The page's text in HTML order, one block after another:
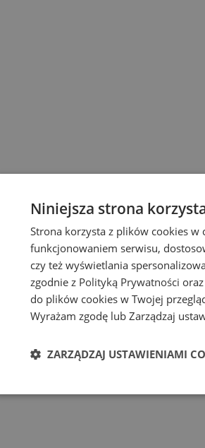
Niniejsza strona
Strona korzysta z plików cookies w
funkcjonowaniem serwisu,
czy też wyświetlania
zgodnie z Polityką Prywatności oraz
do plików cookies w Twojej
Wyrażam zgodę lub Zarządzaj
ZARZĄDZAJ USTAWIENIAMI